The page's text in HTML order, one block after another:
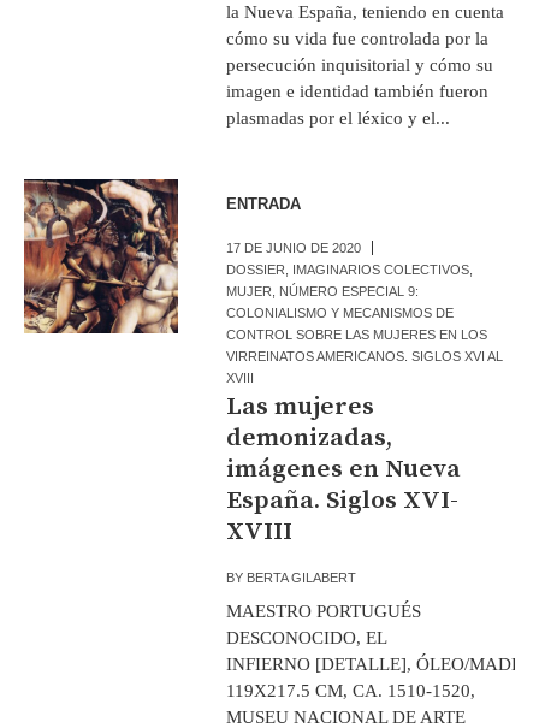
la Nueva España, teniendo en cuenta
cómo su vida fue controlada por la
persecución inquisitorial y cómo su
imagen e identidad también fueron
plasmadas por el léxico y el...
ENTRADA
17 DE JUNIO DE 2020
DOSSIER
IMAGINARIOS COLECTIVOS
MUJER
NÚMERO ESPECIAL 9:
COLONIALISMO Y MECANISMOS DE
CONTROL SOBRE LAS MUJERES EN LOS
VIRREINATOS AMERICANOS. SIGLOS XVI AL
XVIII
Las mujeres
demonizadas,
imágenes en Nueva
España. Siglos XVI-
XVIII
BY BERTA GILABERT
MAESTRO PORTUGUÉS
DESCONOCIDO, EL
INFIERNO [DETALLE], ÓLEO/
119X217.5 CM, CA. 1510-1520,
MUSEU NACIONAL DE ARTE